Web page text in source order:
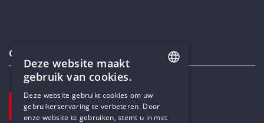
Contactgegevens
TELEFOON
+32 3 233 70 32
DUTCH
Deze website maakt
gebruik van cookies.
Deze website gebruikt cookies om uw
gebruikerservaring te verbeteren. Door
onze website te gebruiken, stemt u in met